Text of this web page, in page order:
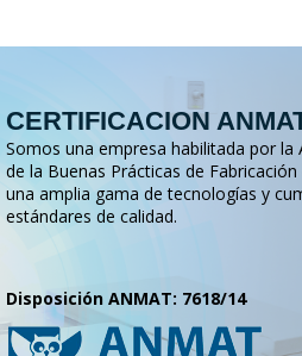
CERTIFICACION
Somos una empresa habilitada por
de la Buenas Prácticas de
una amplia gama de tecnologías y
estándares de calidad.
Disposición ANMAT: 7618/14